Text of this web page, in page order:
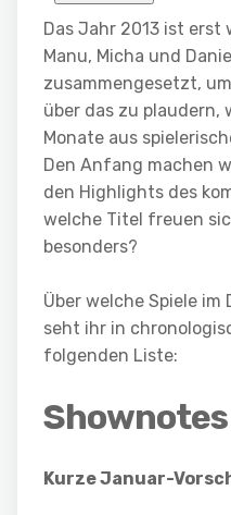
Das Jahr 2013 ist
Manu, Micha und
zusammengesetzt,
über das zu plaudern,
Monate aus
Den Anfang machen
den Highlights des
welche Titel freuen
besonders?
Über welche Spiele
seht ihr in
folgenden Liste:
Shownotes
Kurze Januar-